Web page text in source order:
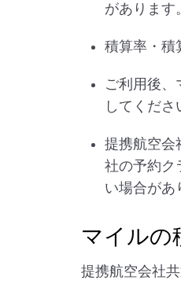
があります。
積算率・積
ご利用後、
してくださ
提携航空会
社の予約ク
い場合があ
マイルの
提携航空会社